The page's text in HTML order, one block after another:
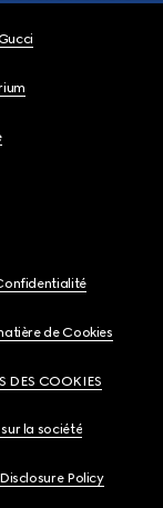
de Cookies
DES COOKIES
la société
Policy